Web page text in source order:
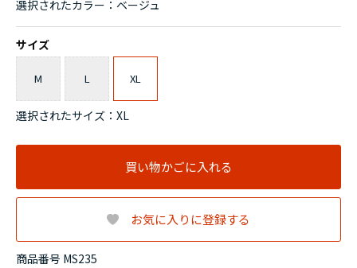
商品番号 MS235
選択されたカラー：ベージュ
サイズ
M L XL
選択されたサイズ：XL
買い物かごに入れる
お気に入りに登録する